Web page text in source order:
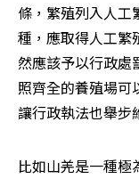
條，繁殖列入人工
種，應取得人工繁
然應該予以行政處
照齊全的養殖場可
讓行政執法也舉步
比如山羌是一種極